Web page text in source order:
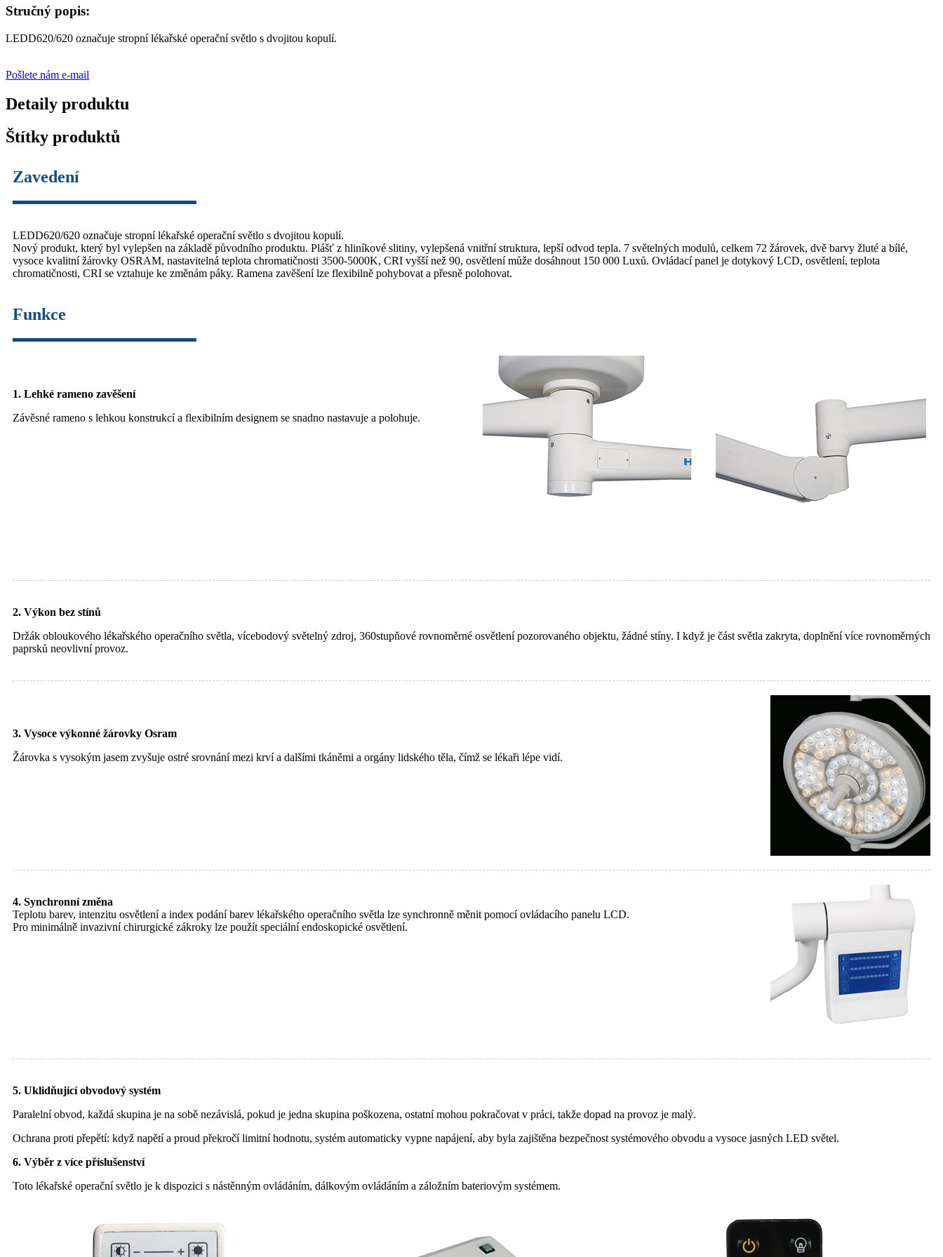
Stručný popis:
LEDD620/620 označuje stropní lékařské operační světlo s dvojitou kopulí.
Pošlete nám e-mail
Detaily produktu
Štítky produktů
Zavedení
LEDD620/620 označuje stropní lékařské operační světlo s dvojitou kopulí.
Nový produkt, který byl vylepšen na základě původního produktu. Plášť z hliníkové slitiny, vylepšená vnitřní struktura, lepší odvod tepla. 7 světelných modulů, celkem 72 žárovek, dvě barvy žluté a bílé,
vysoce kvalitní žárovky OSRAM, nastavitelná teplota chromatičnosti 3500-5000K, CRI vyšší než 90, osvětlení může dosáhnout 150 000 Luxů. Ovládací panel je dotykový LCD, osvětlení, teplota
chromatičnosti, CRI se vztahuje ke změnám páky. Ramena zavěšení lze flexibilně pohybovat a přesně polohovat.
Funkce
1. Lehké rameno zavěšení
Závěsné rameno s lehkou konstrukcí a flexibilním designem se snadno nastavuje a polohuje.
2. Výkon bez stínů
Držák obloukového lékařského operačního světla, vícebodový světelný zdroj, 360stupňové rovnoměrné osvětlení pozorovaného objektu, žádné stíny. I když je část světla zakryta, doplnění více rovnoměrných
paprsků neovlivní provoz.
3. Vysoce výkonné žárovky Osram
Žárovka s vysokým jasem zvyšuje ostré srovnání mezi krví a dalšími tkáněmi a orgány lidského těla, čímž se lékaři lépe vidí.
4. Synchronní změna
Teplotu barev, intenzitu osvětlení a index podání barev lékařského operačního světla lze synchronně měnit pomocí ovládacího panelu LCD.
Pro minimálně invazivní chirurgické zákroky lze použít speciální endoskopické osvětlení.
5. Uklidňující obvodový systém
Paralelní obvod, každá skupina je na sobě nezávislá, pokud je jedna skupina poškozena, ostatní mohou pokračovat v práci, takže dopad na provoz je malý.
Ochrana proti přepětí: když napětí a proud překročí limitní hodnotu, systém automaticky vypne napájení, aby byla zajištěna bezpečnost systémového obvodu a vysoce jasných LED světel.
6. Výběr z více příslušenství
Toto lékařské operační světlo je k dispozici s nástěnným ovládáním, dálkovým ovládáním a záložním bateriovým systémem.